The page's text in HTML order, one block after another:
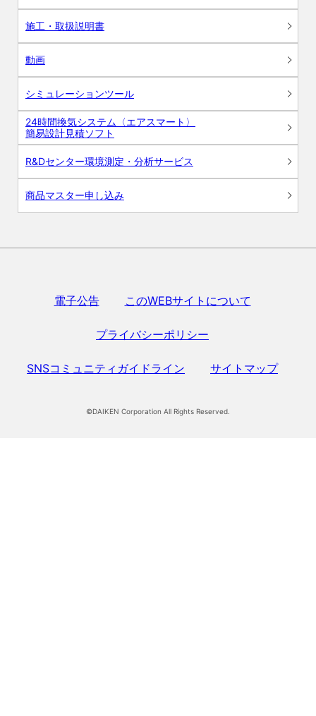
施工・取扱説明書
動画
シミュレーションツール
24時間換気システム〈エアスマート〉
簡易設計見積ソフト
R&Dセンター環境測定・分析サービス
商品マスター申し込み
電子公告 このWEBサイトについて
プライバシーポリシー
SNSコミュニティガイドライン サイトマップ
©DAIKEN Corporation All Rights Reserved.